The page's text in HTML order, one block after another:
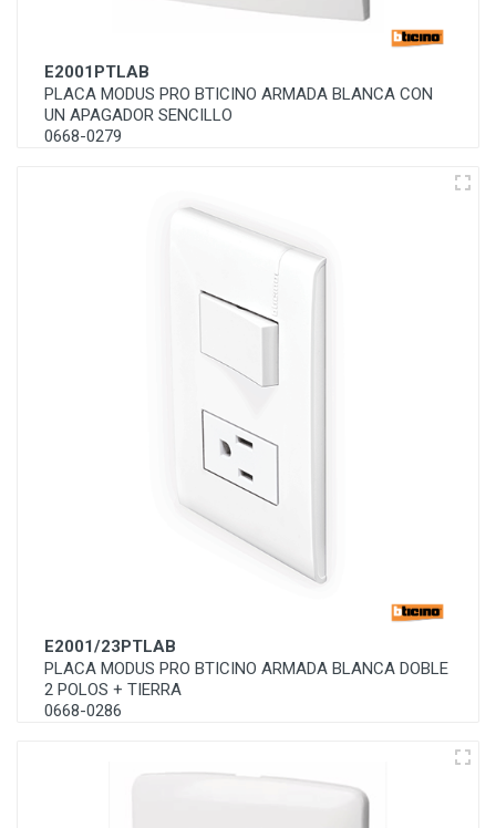
E2001PTLAB
PLACA MODUS PRO BTICINO ARMADA BLANCA CON
UN APAGADOR SENCILLO
0668-0279
E2001/23PTLAB
PLACA MODUS PRO BTICINO ARMADA BLANCA DOBLE
2 POLOS + TIERRA
0668-0286